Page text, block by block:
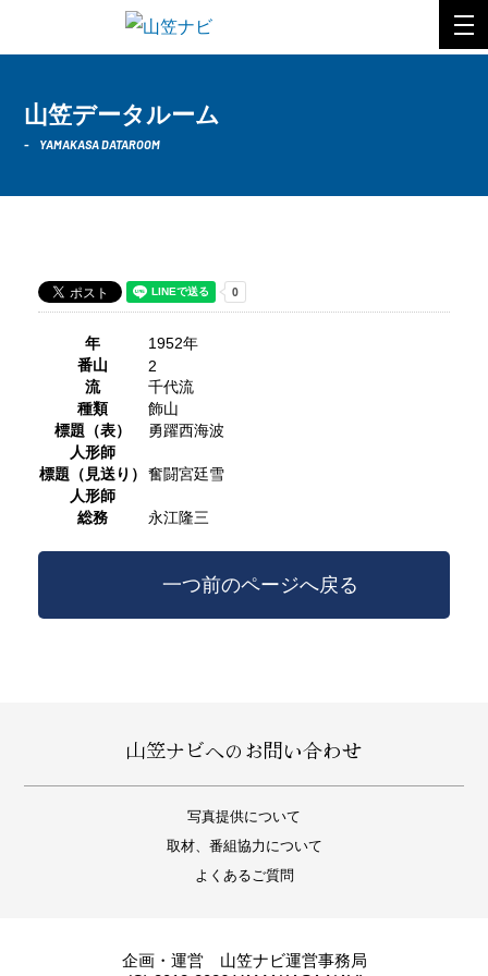
山笠データルーム
YAMAKASA DATAROOM
年
1952年
番山
2
流
千代流
種類
飾山
標題（表）
勇躍西海波
人形師
標題（見送り）
奮闘宮廷雪
人形師
総務
永江隆三
一つ前のページへ戻る
山笠ナビへのお問い合わせ
写真提供について
取材、番組協力について
よくあるご質問
企画・運営 山笠ナビ運営事務局